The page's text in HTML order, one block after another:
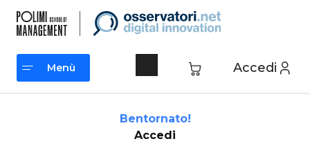
contenuto
Accedi
Menù
Bentornato!
Accedi